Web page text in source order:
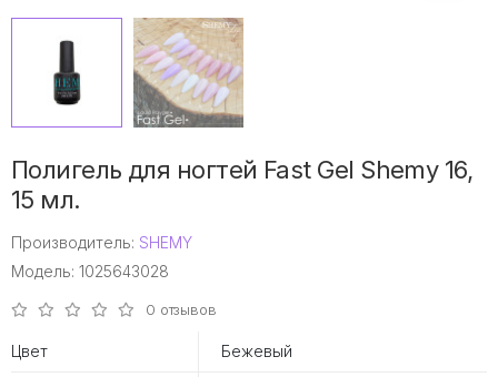
Полигель для ногтей Fast Gel Shemy 16,
15 мл.
Производитель: SHEMY
Модель: 1025643028
0 отзывов
Цвет Бежевый